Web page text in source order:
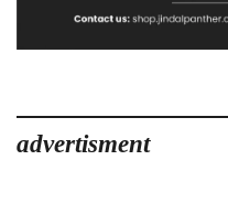
advertisment